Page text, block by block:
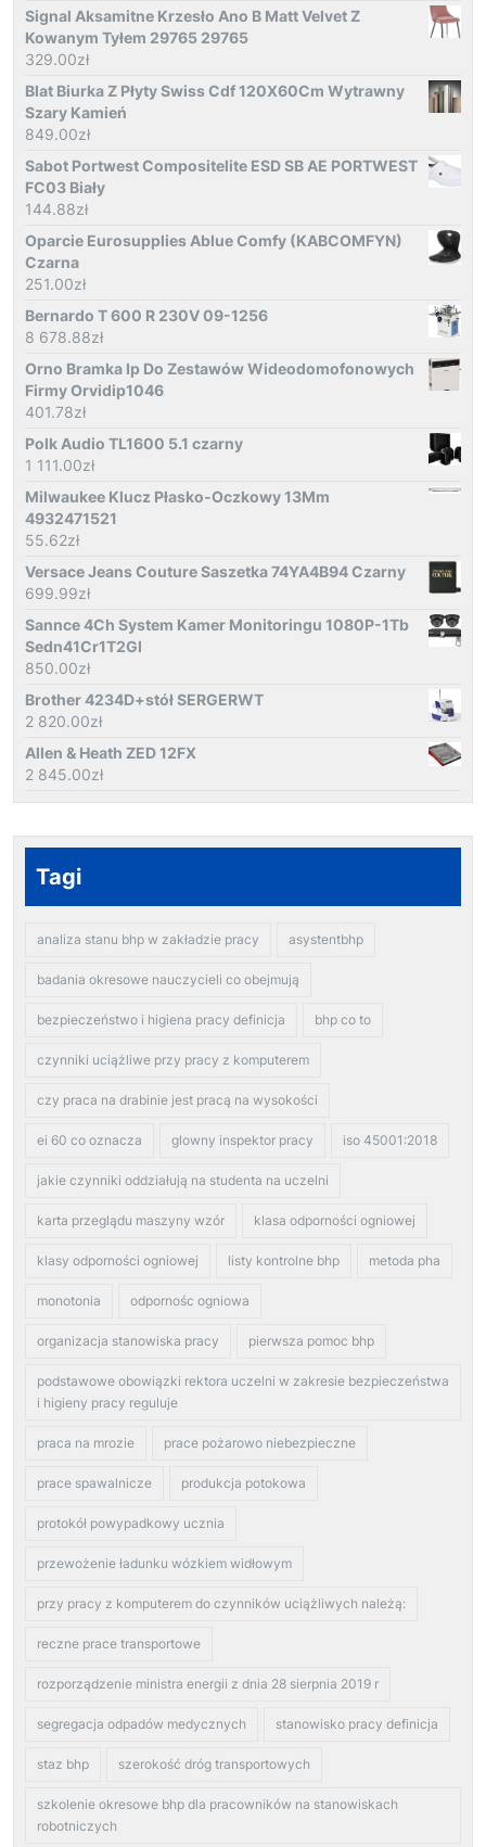
Signal Aksamitne Krzesło Ano B Matt Velvet Z
Kowanym Tyłem 29765 29765
329.00zł
Blat Biurka Z Płyty Swiss Cdf 120X60Cm Wytrawny
Szary Kamień
849.00zł
Sabot Portwest Compositelite ESD SB AE PORTWEST
FC03 Biały
144.88zł
Oparcie Eurosupplies Ablue Comfy (KABCOMFYN)
Czarna
251.00zł
Bernardo T 600 R 230V 09-1256
8 678.88zł
Orno Bramka Ip Do Zestawów Wideodomofonowych
Firmy Orvidip1046
401.78zł
Polk Audio TL1600 5.1 czarny
1 111.00zł
Milwaukee Klucz Płasko-Oczkowy 13Mm
4932471521
55.62zł
Versace Jeans Couture Saszetka 74YA4B94 Czarny
699.99zł
Sannce 4Ch System Kamer Monitoringu 1080P-1Tb
Sedn41Cr1T2Gl
850.00zł
Brother 4234D+stół SERGERWT
2 820.00zł
Allen & Heath ZED 12FX
2 845.00zł
Tagi
analiza stanu bhp w zakładzie pracy asystentbhp
badania okresowe nauczycieli co obejmują
bezpieczeństwo i higiena pracy definicja bhp co to
czynniki uciążliwe przy pracy z komputerem
czy praca na drabinie jest pracą na wysokości
ei 60 co oznacza glowny inspektor pracy iso 45001:2018
jakie czynniki oddziałują na studenta na uczelni
karta przeglądu maszyny wzór klasa odporności ogniowej
klasy odporności ogniowej listy kontrolne bhp metoda pha
monotonia odpornośc ogniowa
organizacja stanowiska pracy pierwsza pomoc bhp
podstawowe obowiązki rektora uczelni w zakresie bezpieczeństwa
i higieny pracy reguluje
praca na mrozie prace pożarowo niebezpieczne
prace spawalnicze produkcja potokowa
protokół powypadkowy ucznia
przewożenie ładunku wózkiem widłowym
przy pracy z komputerem do czynników uciążliwych należą:
reczne prace transportowe
rozporządzenie ministra energii z dnia 28 sierpnia 2019 r
segregacja odpadów medycznych stanowisko pracy definicja
staz bhp szerokość dróg transportowych
szkolenie okresowe bhp dla pracowników na stanowiskach
robotniczych